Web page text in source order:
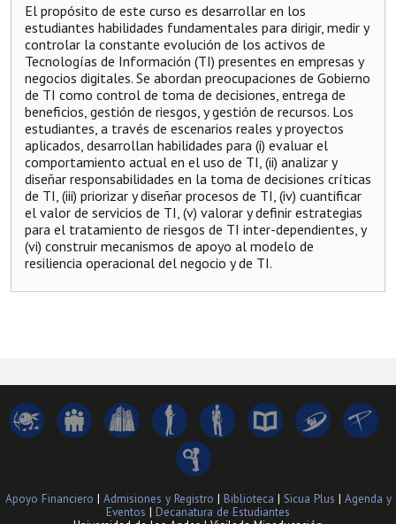
El propósito de este curso es desarrollar en los
estudiantes habilidades fundamentales para dirigir, medir y
controlar la constante evolución de los activos de
Tecnologías de Información (TI) presentes en empresas y
negocios digitales. Se abordan preocupaciones de Gobierno
de TI como control de toma de decisiones, entrega de
beneficios, gestión de riesgos, y gestión de recursos. Los
estudiantes, a través de escenarios reales y proyectos
aplicados, desarrollan habilidades para (i) evaluar el
comportamiento actual en el uso de TI, (ii) analizar y
diseñar responsabilidades en la toma de decisiones críticas
de TI, (iii) priorizar y diseñar procesos de TI, (iv) cuantificar
el valor de servicios de TI, (v) valorar y definir estrategias
para el tratamiento de riesgos de TI inter-dependientes, y
(vi) construir mecanismos de apoyo al modelo de
resiliencia operacional del negocio y de TI.
Apoyo Financiero | Admisiones y Registro | Biblioteca | Sicua Plus | Agenda y
Eventos | Decanatura de Estudiantes